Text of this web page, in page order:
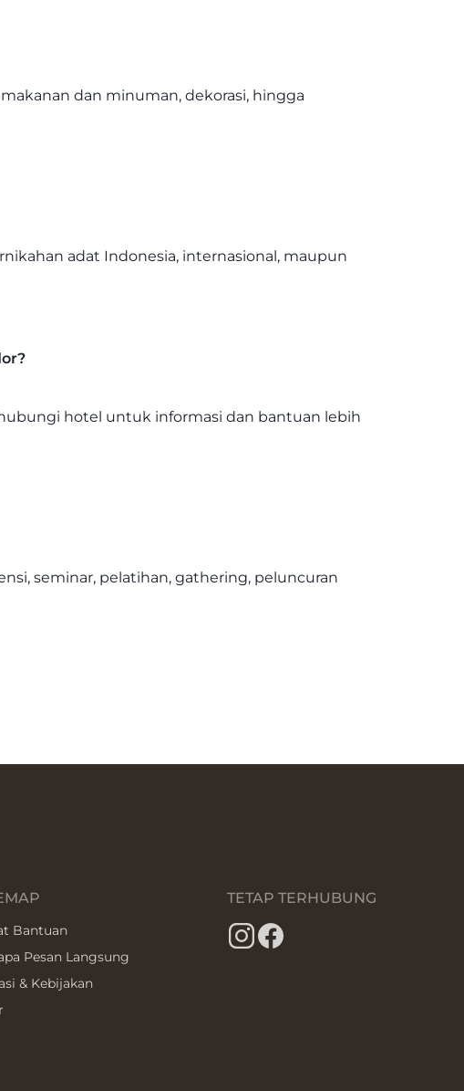
dan minuman, dekorasi, hingga
adat Indonesia, internasional, maupun
hotel untuk informasi dan bantuan lebih
seminar, pelatihan, gathering, peluncuran
Bantuan
Pesan Langsung
& Kebijakan
TETAP TERHUBUNG